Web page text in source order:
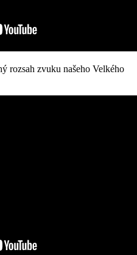
rozsah zvuku našeho Velkého